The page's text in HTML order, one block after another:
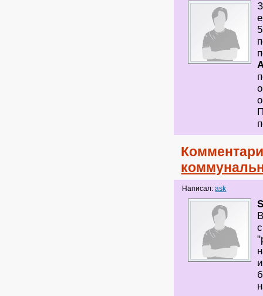
Написал:ask